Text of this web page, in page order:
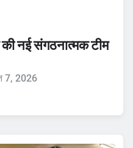
नई संगठनात्मक टीम
7, 2026